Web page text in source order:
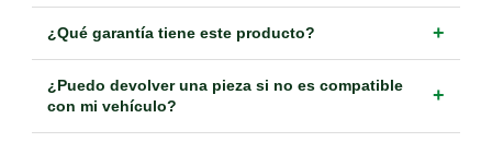
¿Qué garantía tiene este producto? +
¿Puedo devolver una pieza si no es compatible
con mi vehículo?
+